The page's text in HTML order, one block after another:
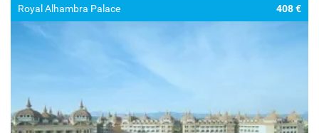
Royal Alhambra Palace 408 €